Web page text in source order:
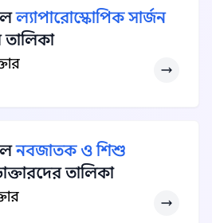
ল্যাপারোস্কোপিক সার্জন
তালিকা
নবজাতক ও শিশু
তালিকা